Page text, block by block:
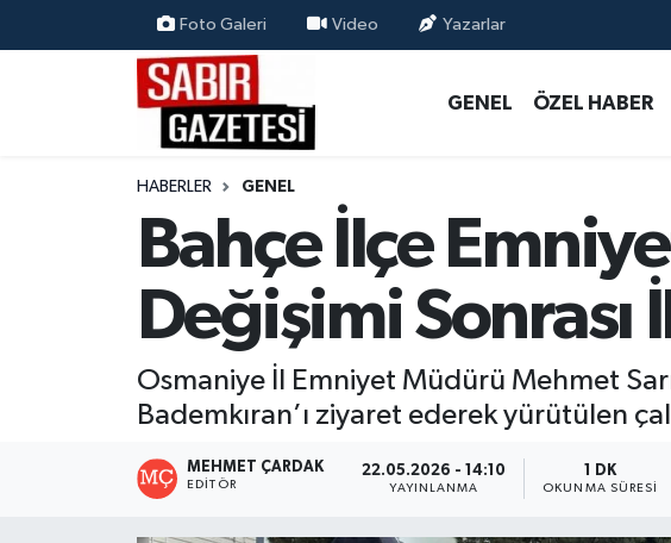
Foto Galeri Video Yazarlar
GENEL ÖZEL HABER
HABERLER GENEL
Bahçe İlçe
Değişimi Sonrası
Osmaniye İl Emniyet Müdürü Mehmet
Bademkıran’ı ziyaret ederek yürütülen
MEHMET ÇARDAK
EDITÖR
22.05.2026 - 14:10
YAYINLANMA
1 DK
OKUNMA SÜRESI
ÖZEL HABER
MAGAZİN
EKONOMİ
RESMİ İLANLAR
Osmaniye Nöbetçi Eczaneler
Osmaniye Hava Durumu
Osmaniye Trafik Yoğunluk Haritası
Süper Lig Puan Durumu ve Fikstür
Tüm Manşetler
Son Dakika Haberleri
Haber Arşivi